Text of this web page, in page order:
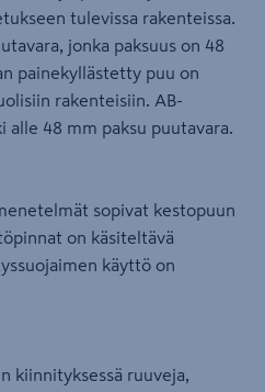
tulevissa rakenteissa.
jonka paksuus on 48
painekyllästetty puu on
rakenteisiin. AB-
alle 48 mm paksu puutavara.
sopivat kestopuun
on käsiteltävä
käyttö on
kiinnityksessä ruuveja,